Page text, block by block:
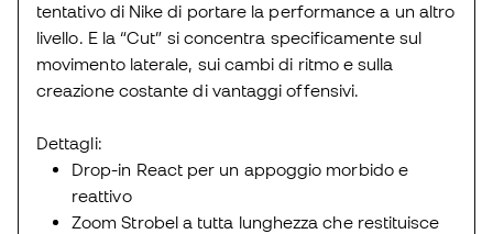
tentativo di Nike di portare la performance a un altro
livello. E la “Cut” si concentra specificamente sul
movimento laterale, sui cambi di ritmo e sulla
creazione costante di vantaggi offensivi.
Dettagli:
Drop-in React per un appoggio morbido e
reattivo
Zoom Strobel a tutta lunghezza che restituisce